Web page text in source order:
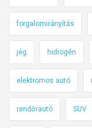
forgalomirányítás
jég hidrogén
elektromos autó
rendőrautó SUV